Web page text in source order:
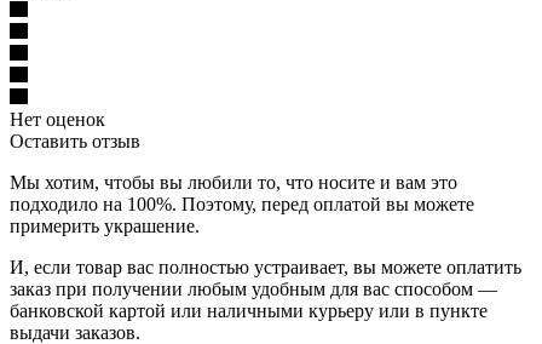
Нет оценок
Оставить отзыв
Мы хотим, чтобы вы любили то, что носите и вам это
подходило на 100%. Поэтому, перед оплатой вы можете
примерить украшение.
И, если товар вас полностью устраивает, вы можете оплатить
заказ при получении любым удобным для вас способом —
банковской картой или наличными курьеру или в пункте
выдачи заказов.